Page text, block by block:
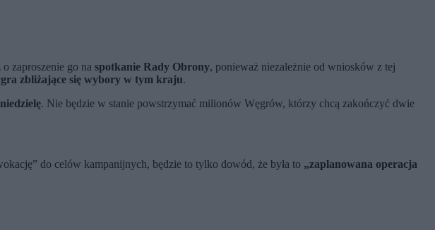
zaproszenie go na spotkanie Rady Obrony, ponieważ niezależnie od wniosków z tej
zbliżające się wybory w tym kraju.
. Nie będzie w stanie powstrzymać milionów Węgrów, którzy chcą zakończyć dwie
do celów kampanijnych, będzie to tylko dowód, że była to „zaplanowana operacja